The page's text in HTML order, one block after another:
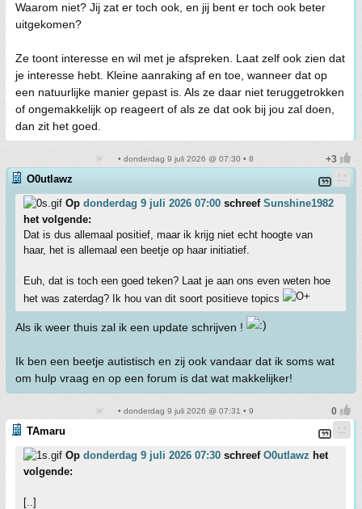
Waarom niet? Jij zat er toch ook, en jij bent er toch ook beter
uitgekomen?
Ze toont interesse en wil met je afspreken. Laat zelf ook zien dat
je interesse hebt. Kleine aanraking af en toe, wanneer dat op
een natuurlijke manier gepast is. Als ze daar niet teruggetrokken
of ongemakkelijk op reageert of als ze dat ook bij jou zal doen,
dan zit het goed.
• donderdag 9 juli 2026 @ 07:30 • 8
O0utlawz
Op donderdag 9 juli 2026 07:00 schreef Sunshine1982
het volgende:
Dat is dus allemaal positief, maar ik krijg niet echt hoogte van
haar, het is allemaal een beetje op haar initiatief.
Euh, dat is toch een goed teken? Laat je aan ons even weten hoe
het was zaterdag? Ik hou van dit soort positieve topics
Als ik weer thuis zal ik een update schrijven !
Ik ben een beetje autistisch en zij ook vandaar dat ik soms wat
om hulp vraag en op een forum is dat wat makkelijker!
• donderdag 9 juli 2026 @ 07:31 • 9
TAmaru
Op donderdag 9 juli 2026 07:30 schreef O0utlawz het
volgende:
[..]